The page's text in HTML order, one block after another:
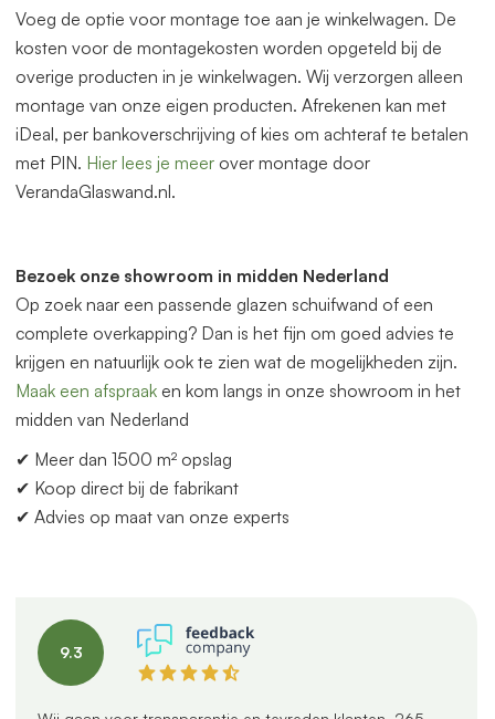
Voeg de optie voor montage toe aan je winkelwagen. De
kosten voor de montagekosten worden opgeteld bij de
overige producten in je winkelwagen. Wij verzorgen alleen
montage van onze eigen producten. Afrekenen kan met
iDeal, per bankoverschrijving of kies om achteraf te betalen
met PIN. Hier lees je meer over montage door
VerandaGlaswand.nl.
Bezoek onze showroom in midden Nederland
Op zoek naar een passende glazen schuifwand of een
complete overkapping? Dan is het fijn om goed advies te
krijgen en natuurlijk ook te zien wat de mogelijkheden zijn.
Maak een afspraak en kom langs in onze showroom in het
midden van Nederland
✔ Meer dan 1500 m² opslag
✔ Koop direct bij de fabrikant
✔ Advies op maat van onze experts
9.3